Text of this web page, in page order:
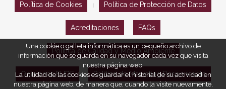
Política de Cookies Política de Protección de Datos
Acreditaciones FAQs
Política de Calidad y Medio Ambiente
Opiniones EUDE Política de Marketing Responsable
Una cookie o galleta informática es un pequeño archivo de
información que se guarda en su navegador cada vez que visita
nuestra página web.
La utilidad de las cookies es guardar el historial de su actividad en
nuestra página web, de manera que, cuando la visite nuevamente,